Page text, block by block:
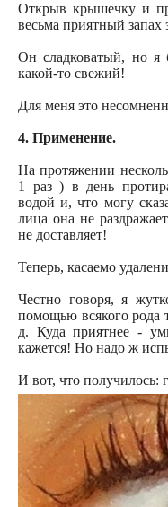
Открыв крышечку и
весьма приятный запах
Он сладковатый, но я
какой-то свежий!
Для меня это
4. Применение.
На протяжении
1 раз ) в день
водой и, что могу
лица она не
не доставляет!
Теперь, касаемо
Честно говоря, я
помощью всякого рода
д. Куда приятнее -
кажется! Но надо ж
И вот, что получилось: